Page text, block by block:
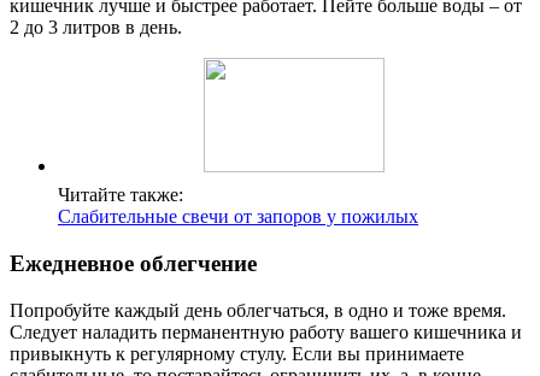
кишечник лучше и быстрее работает. Пейте больше воды – от
2 до 3 литров в день.
Читайте также:
Слабительные свечи от запоров у пожилых
Ежедневное облегчение
Попробуйте каждый день облегчаться, в одно и тоже время.
Следует наладить перманентную работу вашего кишечника и
привыкнуть к регулярному стулу. Если вы принимаете